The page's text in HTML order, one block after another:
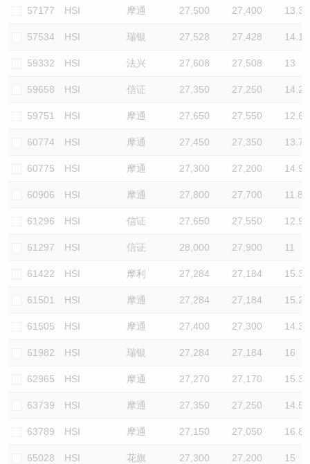
57177 HSI 摩通 27,500 27,400 13.3
57534 HSI 瑞银 27,528 27,428 14.1
59332 HSI 法兴 27,608 27,508 13
59658 HSI 信证 27,350 27,250 14.2
59751 HSI 摩通 27,650 27,550 12.6
60774 HSI 摩通 27,450 27,350 13.7
60775 HSI 摩通 27,300 27,200 14.9
60906 HSI 摩通 27,800 27,700 11.8
61296 HSI 信证 27,650 27,550 12.9
61297 HSI 信证 28,000 27,900 11
61422 HSI 摩利 27,284 27,184 15.3
61501 HSI 摩通 27,284 27,184 15.2
61505 HSI 摩通 27,400 27,300 14.3
61982 HSI 瑞银 27,284 27,184 16
62965 HSI 摩通 27,270 27,170 15.3
63739 HSI 摩通 27,350 27,250 14.5
63789 HSI 摩通 27,150 27,050 16.8
65028 HSI 花旗 27,300 27,200 15